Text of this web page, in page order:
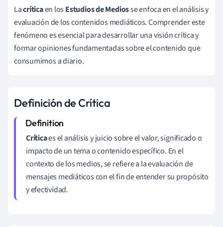
Lacríticaen losEstudios de Mediosse enfoca en el análisis y
evaluación de los contenidos mediáticos. Comprender este
fenómeno es esencial para desarrollar una visión crítica y
formar opiniones fundamentadas sobre el contenido que
consumimos a diario.
Definición de Crítica
Críticaes el análisis y juicio sobre el valor, significado o
impacto de un tema o contenido específico. En el
contexto de los medios, se refiere a la evaluación de
mensajes mediáticos con el fin de entender su propósito
y efectividad.